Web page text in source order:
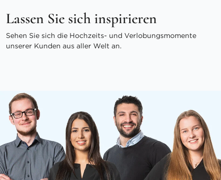
Lassen Sie sich inspirieren
Sehen Sie sich die Hochzeits- und Verlobungsmomente
unserer Kunden aus aller Welt an.